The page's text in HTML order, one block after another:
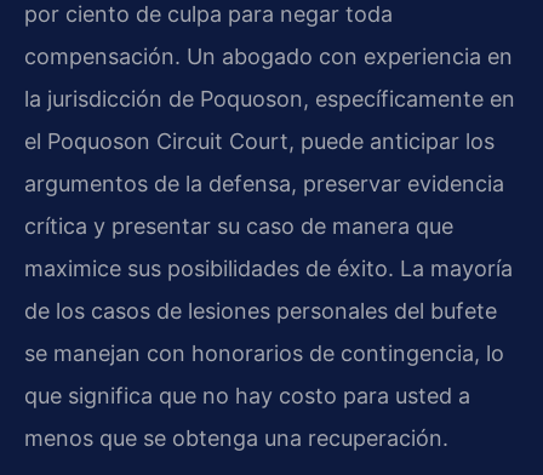
por ciento de culpa para negar toda
compensación. Un abogado con experiencia en
la jurisdicción de Poquoson, específicamente en
el Poquoson Circuit Court, puede anticipar los
argumentos de la defensa, preservar evidencia
crítica y presentar su caso de manera que
maximice sus posibilidades de éxito. La mayoría
de los casos de lesiones personales del bufete
se manejan con honorarios de contingencia, lo
que significa que no hay costo para usted a
menos que se obtenga una recuperación.